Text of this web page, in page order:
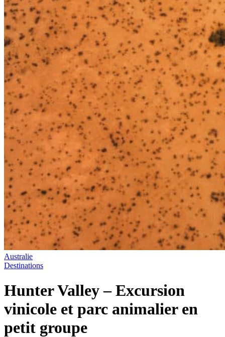
Australie
Destinations
Hunter Valley – Excursion
vinicole et parc animalier en
petit groupe